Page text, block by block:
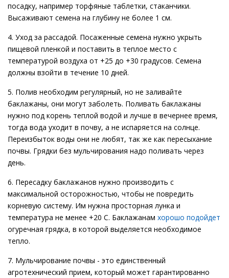
посадку, например торфяные таблетки, стаканчики.
Высаживают семена на глубину не более 1 см.
4. Уход за рассадой. Посаженные семена нужно укрыть
пищевой пленкой и поставить в теплое место с
температурой воздуха от +25 до +30 градусов. Семена
должны взойти в течение 10 дней.
5. Полив необходим регулярный, но не заливайте
баклажаны, они могут заболеть. Поливать баклажаны
нужно под корень теплой водой и лучше в вечернее время,
тогда вода уходит в почву, а не испаряется на солнце.
Переизбыток воды они не любят, так же как пересыхание
почвы. Грядки без мульчирования надо поливать через
день.
6. Пересадку баклажанов нужно производить с
максимальной осторожностью, чтобы не повредить
корневую систему. Им нужна просторная лунка и
температура не менее +20 C. Баклажанам хорошо подойдет
огуречная грядка, в которой выделяется необходимое
тепло.
7. Мульчирование почвы - это единственный
агротехнический прием, который может гарантированно